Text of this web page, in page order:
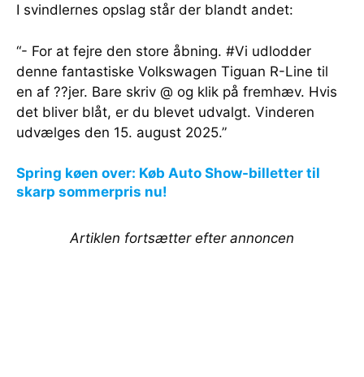
I svindlernes opslag står der blandt andet:
“- For at fejre den store åbning. #Vi udlodder
denne fantastiske Volkswagen Tiguan R-Line til
en af ??jer. Bare skriv @ og klik på fremhæv. Hvis
det bliver blåt, er du blevet udvalgt. Vinderen
udvælges den 15. august 2025.”
Spring køen over: Køb Auto Show-billetter til
skarp sommerpris nu!
Artiklen fortsætter efter annoncen